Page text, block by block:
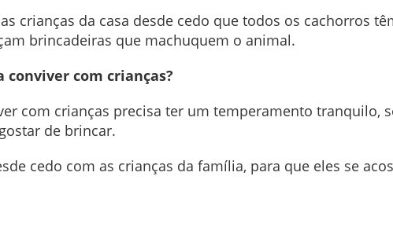
crianças da casa desde cedo que todos os cachorros
brincadeiras que machuquem o animal.
com crianças?
com crianças precisa ter um temperamento tranquilo,
de brincar.
cedo com as crianças da família, para que eles se